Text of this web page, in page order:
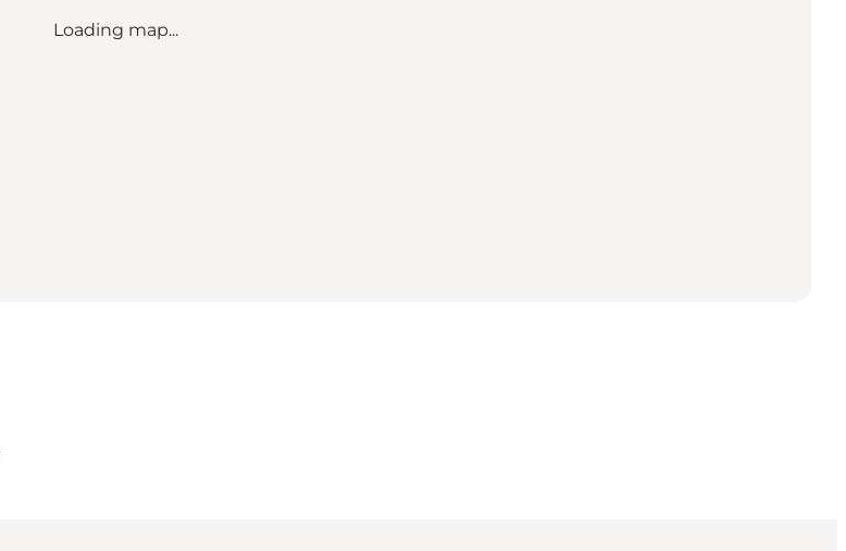
Loading map...